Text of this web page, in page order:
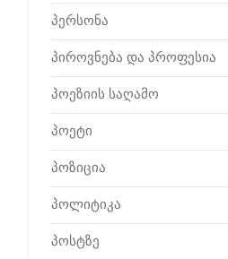
პერსონა
პიროვნება და პროფესია
პოეზიის საღამო
პოეტი
პოზიცია
პოლიტიკა
პოსტზე